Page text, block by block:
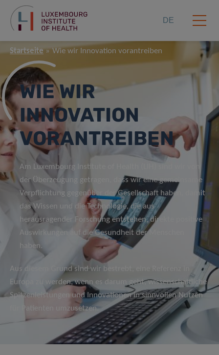
DE
Startseite Wie wir Innovation vorantreiben
WIE WIR
INNOVATION
VORANTREIBEN
Am Luxembourg Institute of Health (LIH) sind wir von
der Überzeugung getragen, dass wir eine gemeinsame
Verpflichtung gegenüber der Gesellschaft haben, damit
das Wissen und die Technologie, die aus
herausragender Forschung entstehen, direkte positive
Auswirkungen auf die Gesundheit der Menschen
haben.
Aus diesem Grund sind wir bestrebt, eine Referenz in
Europa zu werden, wenn es darum geht, wissenschaftliche
Spitzenleistungen und Innovationen in sinnvollen Nutzen
für Patienten umzusetzen.